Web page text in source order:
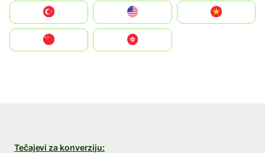
United States
中國香港特別行政區
Tečajevi za konverziju: